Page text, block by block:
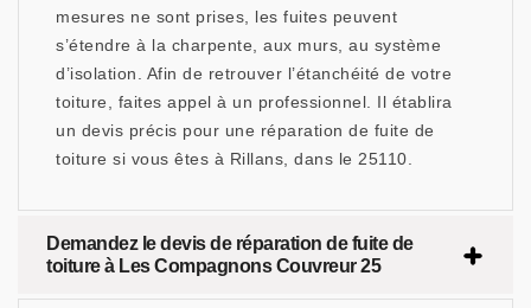
mesures ne sont prises, les fuites peuvent
s’étendre à la charpente, aux murs, au système
d’isolation. Afin de retrouver l’étanchéité de votre
toiture, faites appel à un professionnel. Il établira
un devis précis pour une réparation de fuite de
toiture si vous êtes à Rillans, dans le 25110.
Demandez le devis de réparation de fuite de
toiture à Les Compagnons Couvreur 25